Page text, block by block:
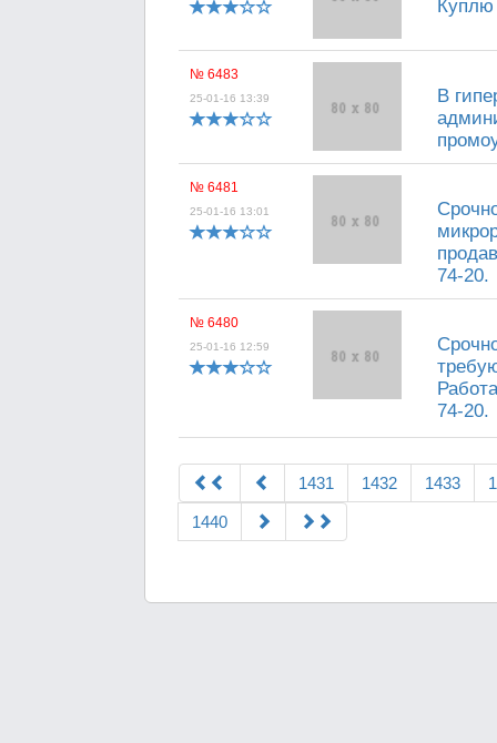
Куплю
№ 6483
25-01-16 13:39
В
№ 6481
25-01-16 13:01
74-20.
№ 6480
25-01-16 12:59
74-20.
1431 1432 1433
1440